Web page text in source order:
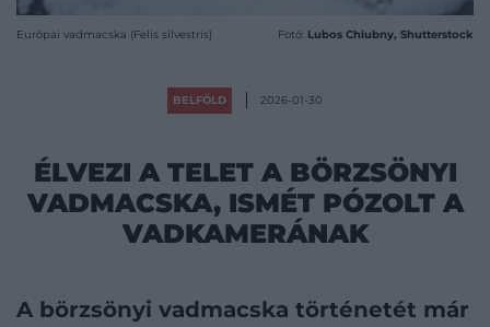
Európai vadmacska (Felis silvestris) Fotó: Lubos Chlubny, Shutterstock
BELFÖLD 2026-01-30
ÉLVEZI A TELET A BÖRZSÖNYI
VADMACSKA, ISMÉT PÓZOLT A
VADKAMERÁNAK
A börzsönyi vadmacska történetét már